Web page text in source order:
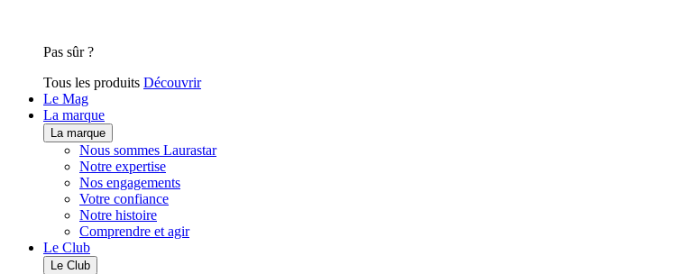
Pas sûr ?
Tous les produits Découvrir
Le Mag
La marque
La marque
Nous sommes Laurastar
Notre expertise
Nos engagements
Votre confiance
Notre histoire
Comprendre et agir
Le Club
Le Club